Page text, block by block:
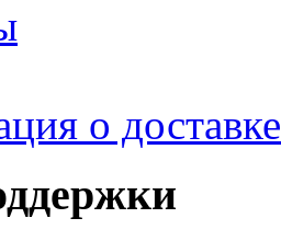
о доставке